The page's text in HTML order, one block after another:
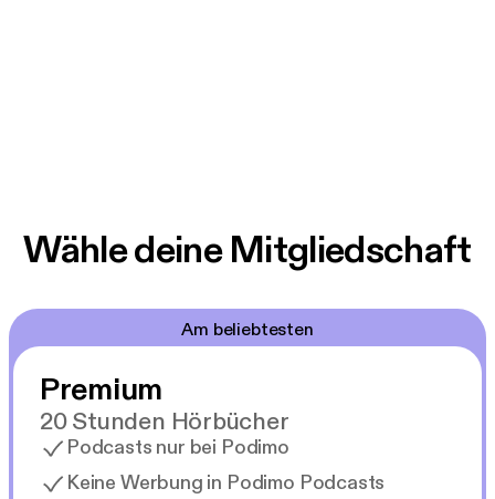
Wähle deine Mitgliedschaft
Am beliebtesten
Premium
20 Stunden Hörbücher
Podcasts nur bei Podimo
Keine Werbung in Podimo Podcasts